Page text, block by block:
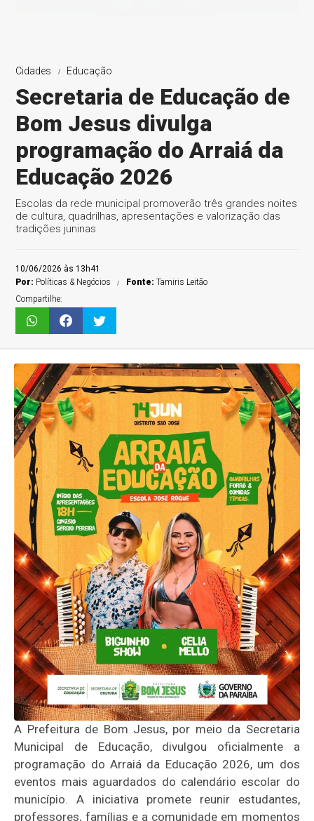
Cidades Educação
Secretaria de Educação de
Bom Jesus divulga
programação do Arraiá da
Educação 2026
Escolas da rede municipal promoverão três grandes noites
de cultura, quadrilhas, apresentações e valorização das
tradições juninas
10/06/2026 às 13h41
Por: Políticas & Negócios Fonte:Tamiris Leitão
Compartilhe:
A Prefeitura de Bom Jesus, por meio da Secretaria
Municipal de Educação, divulgou oficialmente a
programação do Arraiá da Educação 2026, um dos
eventos mais aguardados do calendário escolar do
município. A iniciativa promete reunir estudantes,
professores, famílias e a comunidade em momentos